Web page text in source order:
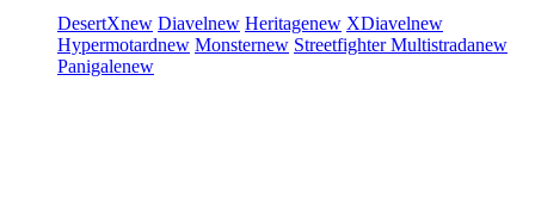
DesertXnew Diavelnew Heritagenew XDiavelnew
Hypermotardnew Monsternew StreetfighterMultistradanew
Panigalenew